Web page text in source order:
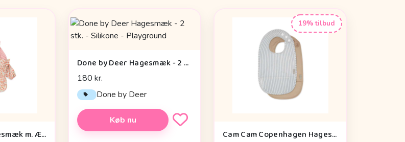
Konges Sløjd Hagesmæk m. Ærmer og Flæser - 2-pak - Kaluka/Bridal Rose
Done by Deer Hagesmæk - 2 stk. - Silikone - Playground
180 kr.
Done by Deer
Køb nu
19% tilbud
Cam Cam Copenhagen Hagesmække m. Lomme - 2-pak - Classic Stripes Blue